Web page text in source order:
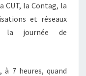
CUT, la Contag, la
et réseaux
la journée de
7 heures, quand